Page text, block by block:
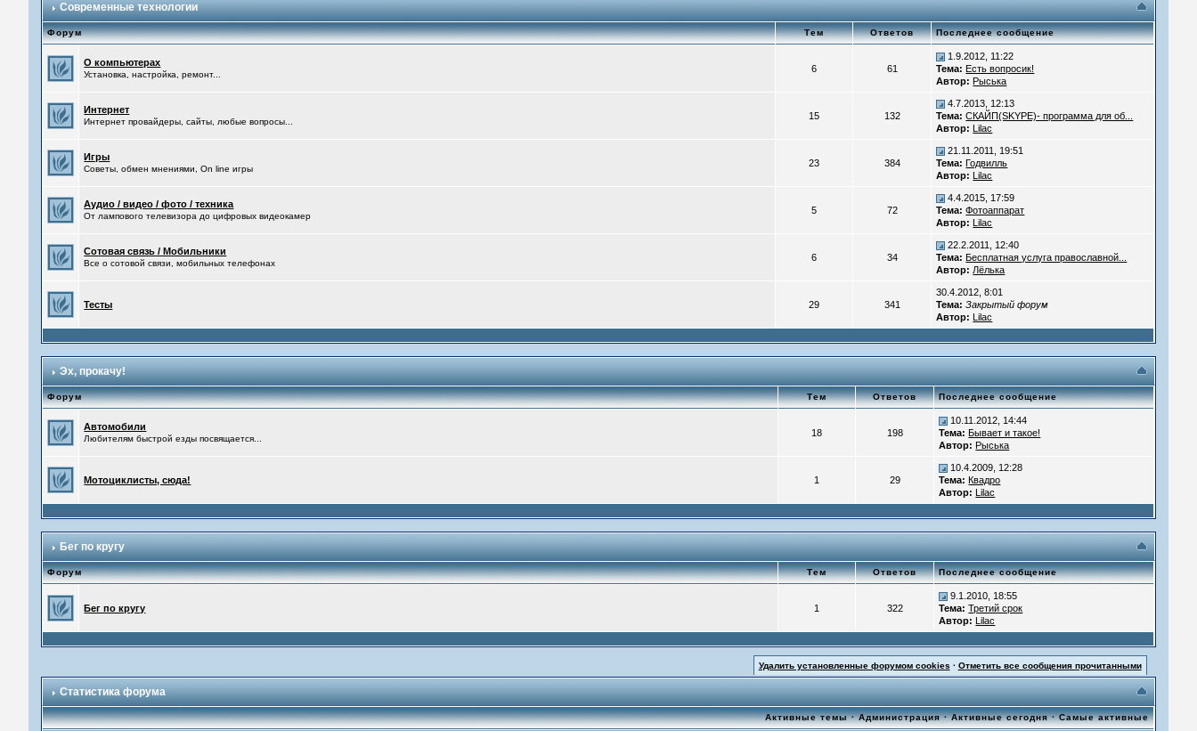
Современные технологии
Форум Тем Ответов Последнее сообщение
О компьютерах
Установка, настройка, ремонт...
6 61
1.9.2012, 11:22
Тема: Есть вопросик!
Автор: Рыська
Интернет
Интернет провайдеры, сайты, любые вопросы...
15 132
4.7.2013, 12:13
Тема: СКАЙП(SKYPE)- программа для об...
Автор: Lilac
Игры
Советы, обмен мнениями, On line игры
23 384
21.11.2011, 19:51
Тема: Годвилль
Автор: Lilac
Аудио / видео / фото / техника
От лампового телевизора до цифровых видеокамер
5 72
4.4.2015, 17:59
Тема: Фотоаппарат
Автор: Lilac
Сотовая связь / Мобильники
Все о сотовой связи, мобильных телефонах
6 34
22.2.2011, 12:40
Тема: Бесплатная услуга православной...
Автор: Лёлька
Тесты 29 341
30.4.2012, 8:01
Тема: Закрытый форум
Автор: Lilac
Эх, прокачу!
Форум Тем Ответов Последнее сообщение
Автомобили
Любителям быстрой езды посвящается...
18 198
10.11.2012, 14:44
Тема: Бывает и такое!
Автор: Рыська
Мотоциклисты, сюда! 1 29
10.4.2009, 12:28
Тема: Квадро
Автор: Lilac
Бег по кругу
Форум Тем Ответов Последнее сообщение
Бег по кругу 1 322
9.1.2010, 18:55
Тема: Третий срок
Автор: Lilac
Удалить установленные форумом cookies · Отметить все сообщения прочитанными
Статистика форума
Активные темы·Администрация·Активные сегодня·Самые активные